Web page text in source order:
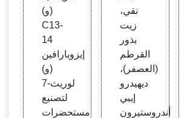
الأيزوب
ارافي
ن
(و)
C13-
14
إيزوبارافين
(و)
لوريث-7
لتصنيع
مستحضرات
ل والن
ساء،
غير م
عطر،
لمدة
شهري
ن
نقي،
زيت
بذور
القرطم
(العصفر)،
ديهيدرو
إيبي
أندروستيرون